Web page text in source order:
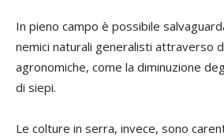
In pieno campo è possibile
nemici naturali generalisti attraverso
agronomiche, come la diminuzione
di siepi.
Le colture in serra, invece, sono